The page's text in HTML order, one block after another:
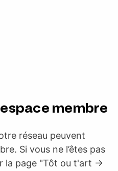
membre
réseau peuvent
Si vous ne l’êtes pas
la page "Tôt ou t'art ->